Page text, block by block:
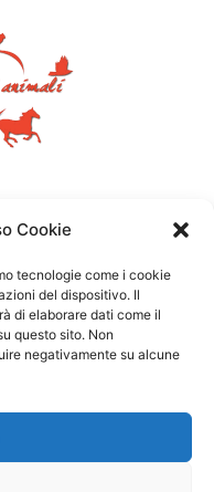
Cookie
tecnologie come i cookie
del dispositivo. Il
di elaborare dati come il
questo sito. Non
negativamente su alcune